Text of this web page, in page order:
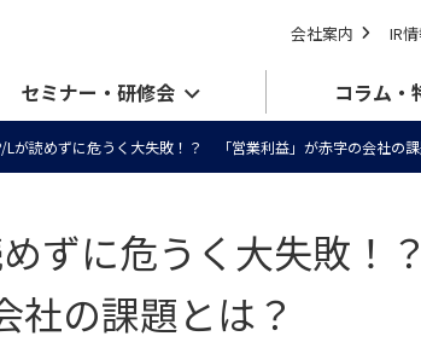
会社案内 IR
セミナー・研修会 コラム・
Lが読めずに危うく大失敗！？ 「営業利益」が赤字の会社の課
ずに危うく大失敗
社の課題とは？